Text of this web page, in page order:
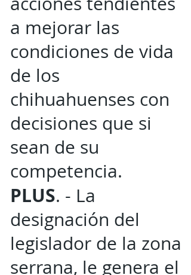
a mejorar las
condiciones de vida
de los
chihuahuenses con
decisiones que si
sean de su
competencia.
PLUS. - La
designación del
legislador de la zona
serrana, le genera el